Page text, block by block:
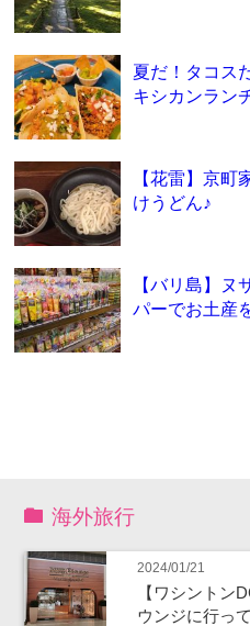
夏だ！タコス
キシカンラン
【花雷】京町
けうどん♪
【バリ島】ヌ
パーでお土産
海外旅行
2024/01/21
【ワシントン
ウンジに行っ